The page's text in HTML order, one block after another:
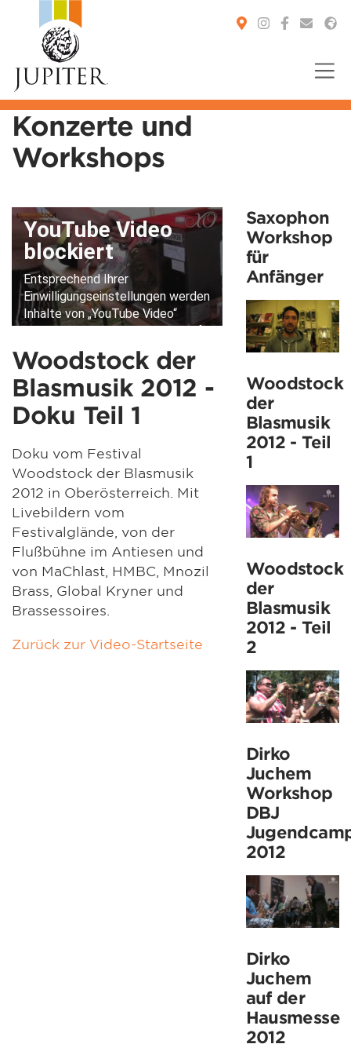
Konzerte und
Workshops
Woodstock der
Blasmusik 2012 -
Doku Teil 1
Doku vom Festival
Woodstock der Blasmusik
2012 in Oberösterreich. Mit
Livebildern vom
Festivalglände, von der
Flußbühne im Antiesen und
von MaChlast, HMBC, Mnozil
Brass, Global Kryner und
Brassessoires.
Zurück zur Video-Startseite
Saxophon
Workshop
für
Anfänger
Woodstock
der
Blasmusik
2012 - Teil
1
Woodstock
der
Blasmusik
2012 - Teil
2
Dirko
Juchem
Workshop
DBJ
2012
Dirko
Juchem
auf der
Hausmesse
2012